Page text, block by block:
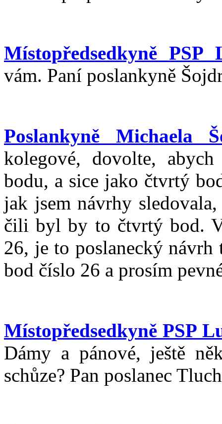
Místopředsedkyně PSP
vám. Paní poslankyně
Poslankyně Michaela
kolegové, dovolte,
bodu, a sice jako čtvrtý
jak jsem návrhy
čili byl by to čtvrtý bod.
26, je to poslanecký
bod číslo 26 a prosím
Místopředsedkyně PSP
Dámy a pánové, ještě
schůze? Pan poslanec